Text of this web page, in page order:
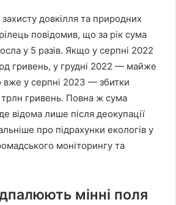
довкілля та природних
повідомив, що за рік сума
у 5 разів. Якщо у серпні 2022
гривень, у грудні 2022 — майже
вже у серпні 2023 — збитки
гривень. Повна ж сума
відома лише після деокупації
про підрахунки екологів у
моніторингу та
мінні поля